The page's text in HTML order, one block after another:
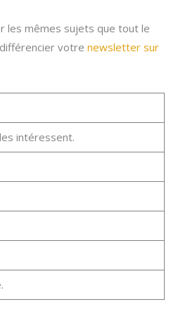
les mêmes sujets que tout le
différencier votrenewsletter sur
intéressent.